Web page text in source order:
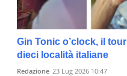
Gin Tonic o’clock, il
dieci località italiane
Redazione 23 Lug 2026 10:47